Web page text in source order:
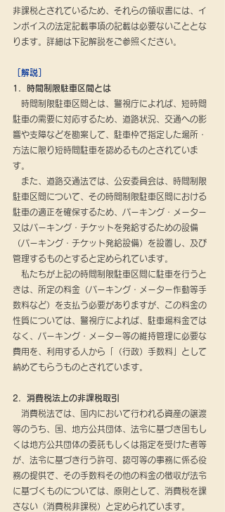
非課税とされているため、それらの領収書には、イ
ンボイスの法定記載事項の記載は必要ないこととな
ります。詳細は下記解説をご参照ください。
［解説］
1．時間制限駐車区間とは
時間制限駐車区間とは、警視庁によれば、短時間
駐車の需要に対応するため、道路状況、交通への影
響や支障などを勘案して、駐車枠で指定した場所・
方法に限り短時間駐車を認めるものとされていま
す。
また、道路交通法では、公安委員会は、時間制限
駐車区間について、その時間制限駐車区間における
駐車の適正を確保するため、パーキング・メーター
又はパーキング・チケットを発給するための設備
（パーキング・チケット発給設備）を設置し、及び
管理するものとすると定められています。
私たちが上記の時間制限駐車区間に駐車を行うと
きは、所定の料金（パーキング・メーター作動等手
数料など）を支払う必要がありますが、この料金の
性質については、警視庁によれば、駐車場料金では
なく、パーキング・メーター等の維持管理に必要な
費用を、利用する人から「（行政）手数料」として
納めてもらうものとされています。
2．消費税法上の非課税取引
消費税法では、国内において行われる資産の譲渡
等のうち、国、地方公共団体、法令に基づき国もし
くは地方公共団体の委託もしくは指定を受けた者等
が、法令に基づき行う許可、認可等の事務に係る役
務の提供で、その手数料その他の料金の徴収が法令
に基づくものについては、原則として、消費税を課
さない（消費税非課税）と定められています。